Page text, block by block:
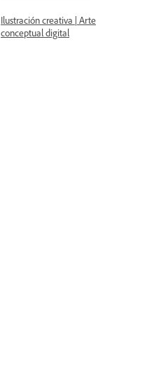
Ilustración creativa | Arte
conceptual digital